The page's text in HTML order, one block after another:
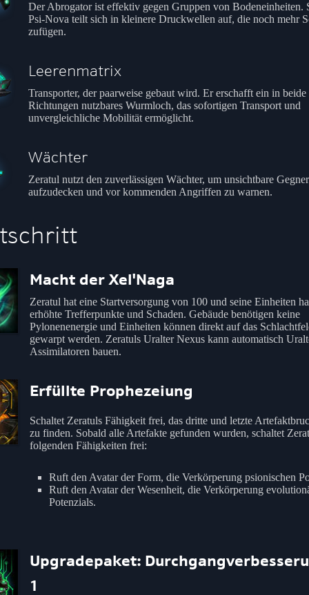
Der Abrogator ist effektiv gegen Gruppen von Bodeneinheiten.
Psi-Nova teilt sich in kleinere Druckwellen auf, die noch mehr
zufügen.
Leerenmatrix
Transporter, der paarweise gebaut wird. Er erschafft ein in beide
Richtungen nutzbares Wurmloch, das sofortigen Transport und
unvergleichliche Mobilität ermöglicht.
Wächter
Zeratul nutzt den zuverlässigen Wächter, um unsichtbare Gegner
aufzudecken und vor kommenden Angriffen zu warnen.
Macht der Xel'Naga
Zeratul hat eine Startversorgung von 100 und seine Einheiten
erhöhte Trefferpunkte und Schaden. Gebäude benötigen keine
Pylonenenergie und Einheiten können direkt auf das
gewarpt werden. Zeratuls Uralter Nexus kann automatisch
Assimilatoren bauen.
Erfüllte Prophezeiung
Schaltet Zeratuls Fähigkeit frei, das dritte und letzte
zu finden. Sobald alle Artefakte gefunden wurden, schaltet
folgenden Fähigkeiten frei:
Ruft den Avatar der Form, die Verkörperung psionischen
Ruft den Avatar der Wesenheit, die Verkörperung
Potenzials.
Upgradepaket:
1